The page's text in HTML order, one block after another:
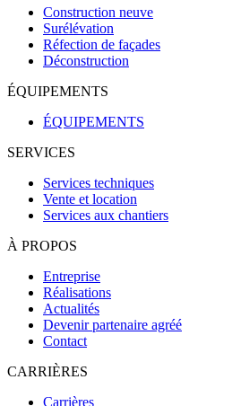
Construction neuve
Surélévation
Réfection de façades
Déconstruction
ÉQUIPEMENTS
ÉQUIPEMENTS
SERVICES
Services techniques
Vente et location
Services aux chantiers
À PROPOS
Entreprise
Réalisations
Actualités
Devenir partenaire agréé
Contact
CARRIÈRES
Carrières